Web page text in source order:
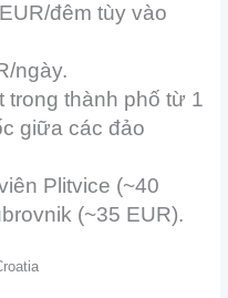
đêm tùy vào
ngày.
trong thành phố từ 1
giữa các đảo
Plitvice (~40
(~35 EUR).